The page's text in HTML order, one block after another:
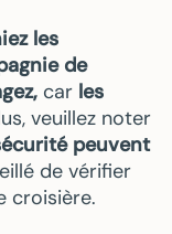
les
de
car les
veuillez noter
peuvent
de vérifier
croisière.